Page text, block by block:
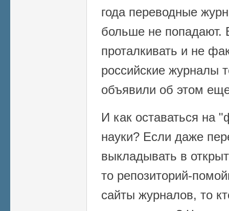
года переводные
больше не попадают.
проталкивать и не
российские журналы
объявили об этом
И как оставаться на
науки? Если даже
выкладывать в
то репозиторий-
сайты журналов, то